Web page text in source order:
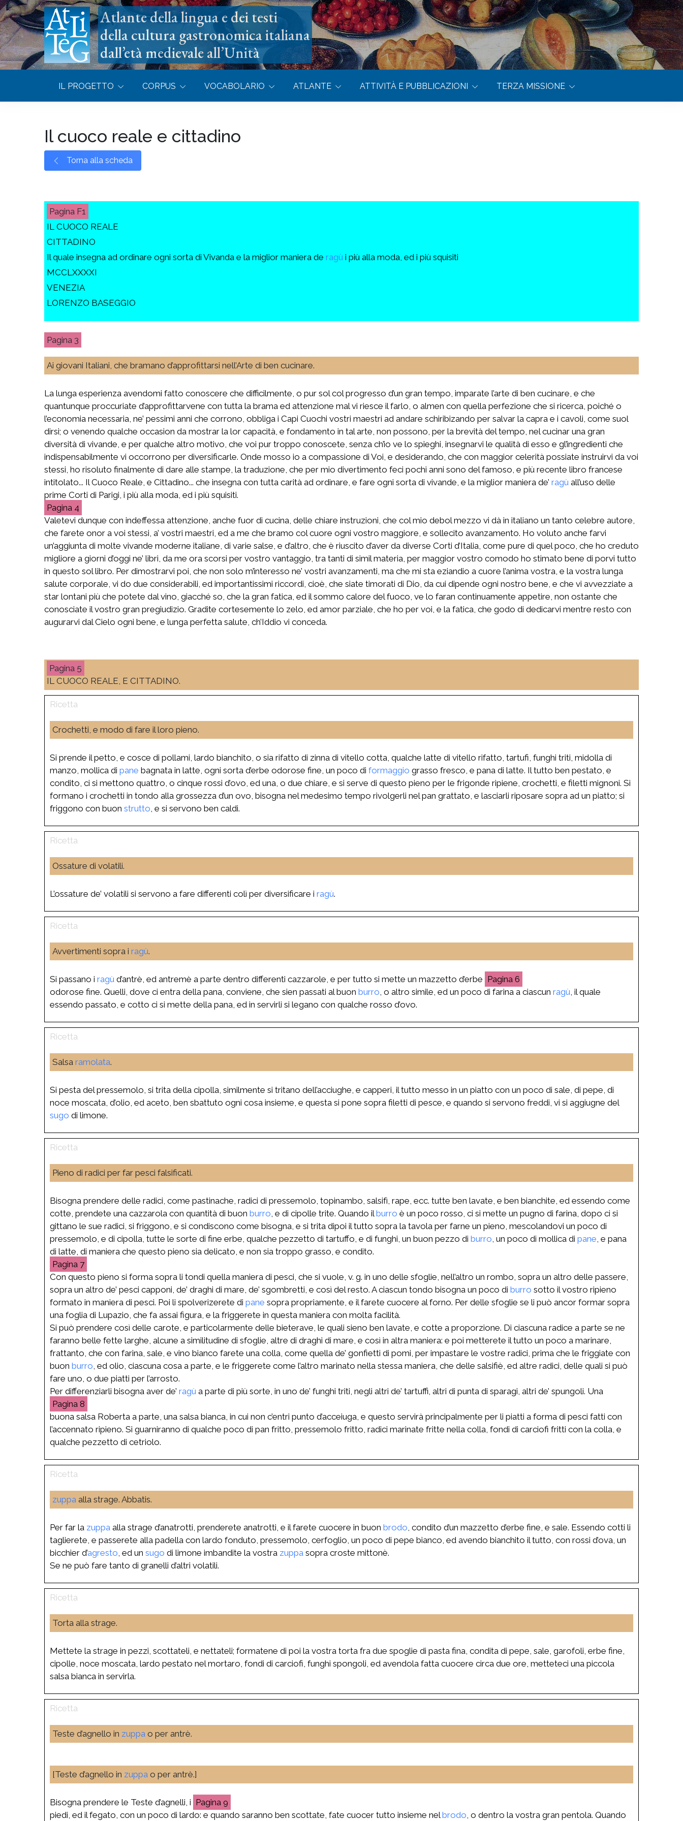
Atlante della lingua e dei testi
della cultura gastronomica italiana
dall’età medievale all’Unità
IL PROGETTO CORPUS VOCABOLARIO ATLANTE ATTIVITÀ E PUBBLICAZIONI TERZA MISSIONE
Il cuoco reale e cittadino
Torna alla scheda
F1
IL CUOCO REALE
CITTADINO
Il quale insegna ad ordinare ogni sorta di Vivanda e la miglior maniera de ragù i più alla moda, ed i più squisiti
MCCLXXXXI
VENEZIA
LORENZO BASEGGIO
3
Ai giovani Italiani, che bramano d’approfittarsi nell’Arte di ben cucinare.
La lunga esperienza avendomi fatto conoscere che difficilmente, o pur sol col progresso d’un gran tempo, imparate l’arte di ben cucinare, e che
quantunque proccuriate d’approfittarvene con tutta la brama ed attenzione mal vi riesce il farlo, o almen con quella perfezione che si ricerca, poiché o
l’economia necessaria, ne’ pessimi anni che corrono, obbliga i Capi Cuochi vostri maestri ad andare schiribizando per salvar la capra e i cavoli, come suol
dirsi; o venendo qualche occasion da mostrar la lor capacità, e fondamento in tal arte, non possono, per la brevità del tempo, nel cucinar una gran
diversità di vivande, e per qualche altro motivo, che voi pur troppo conoscete, senza ch’io ve lo spieghi, insegnarvi le qualità di esso e gl’ingredienti che
indispensabilmente vi occorrono per diversificarle. Onde mosso io a compassione di Voi, e desiderando, che con maggior celerità possiate instruirvi da voi
stessi, ho risoluto finalmente di dare alle stampe, la traduzione, che per mio divertimento feci pochi anni sono del famoso, e più recente libro francese
intitolato... Il Cuoco Reale, e Cittadino... che insegna con tutta carità ad ordinare, e fare ogni sorta di vivande, e la miglior maniera de’ ragù all’uso delle
prime Corti di Parigi, i più alla moda, ed i più squisiti.
4
Valetevi dunque con indeffessa attenzione, anche fuor di cucina, delle chiare instruzioni, che col mio debol mezzo vi dà in italiano un tanto celebre autore,
che farete onor a voi stessi, a’ vostri maestri, ed a me che bramo col cuore ogni vostro maggiore, e sollecito avanzamento. Ho voluto anche farvi
un’aggiunta di molte vivande moderne italiane, di varie salse, e d’altro, che è riuscito d’aver da diverse Corti d’Italia, come pure di quel poco, che ho creduto
migliore a giorni d’oggi ne’ libri, da me ora scorsi per vostro vantaggio, tra tanti di simil materia, per maggior vostro comodo ho stimato bene di porvi tutto
in questo sol libro. Per dimostrarvi poi, che non solo m’interesso ne’ vostri avanzamenti, ma che mi sta eziandio a cuore l’anima vostra, e la vostra lunga
salute corporale, vi do due considerabili, ed importantissimi riccordi, cioè, che siate timorati di Dio, da cui dipende ogni nostro bene, e che vi avvezziate a
star lontani più che potete dal vino, giacché so, che la gran fatica, ed il sommo calore del fuoco, ve lo faran continuamente appetire, non ostante che
conosciate il vostro gran pregiudizio. Gradite cortesemente lo zelo, ed amor parziale, che ho per voi, e la fatica, che godo di dedicarvi mentre resto con
augurarvi dal Cielo ogni bene, e lunga perfetta salute, ch’Iddio vi conceda.
5
IL CUOCO REALE, E CITTADINO.
Crochetti, e modo di fare il loro pieno.
Si prende il petto, e cosce di pollami, lardo bianchito, o sia rifatto di zinna di vitello cotta, qualche latte di vitello rifatto, tartufi, funghi triti, midolla di
manzo, mollica di pane bagnata in latte, ogni sorta d’erbe odorose fine, un poco di formaggio grasso fresco, e pana di latte. Il tutto ben pestato, e
condito, ci si mettono quattro, o cinque rossi d’ovo, ed una, o due chiare, e si serve di questo pieno per le frigonde ripiene, crochetti, e filetti mignoni. Si
formano i crochetti in tondo alla grossezza d’un ovo, bisogna nel medesimo tempo rivolgerli nel pan grattato, e lasciarli riposare sopra ad un piatto; si
friggono con buon strutto , e si servono ben caldi.
Ossature di volatili.
L’ossature de’ volatili si servono a fare differenti colì per diversificare i ragù.
Avvertimenti sopra i ragù.
Si passano i ragù d’antrè, ed antremè a parte dentro differenti cazzarole, e per tutto si mette un mazzetto d’erbe
6
odorose fine. Quelli, dove ci entra della pana, conviene, che sien passati al buon burro , o altro simile, ed un poco di farina a ciascun ragù , il quale
essendo passato, e cotto ci si mette della pana, ed in servirli si legano con qualche rosso d’ovo.
Salsa ramolata.
Si pesta del pressemolo, si trita della cipolla, similmente si tritano dell’acciughe, e capperi, il tutto messo in un piatto con un poco di sale, di pepe, di
noce moscata, d’olio, ed aceto, ben sbattuto ogni cosa insieme, e questa si pone sopra filetti di pesce, e quando si servono freddi, vi si aggiugne del
sugo di limone.
Pieno di radici per far pesci falsificati.
Bisogna prendere delle radici, come pastinache, radici di pressemolo, topinambo, salsifì, rape, ecc. tutte ben lavate, e ben bianchite, ed essendo come
cotte, prendete una cazzarola con quantità di buon burro , e di cipolle trite. Quando ilburro è un poco rosso, ci si mette un pugno di farina, dopo ci si
gittano le sue radici, si friggono, e si condiscono come bisogna, e si trita dipoi il tutto sopra la tavola per farne un pieno, mescolandovi un poco di
pressemolo, e di cipolla, tutte le sorte di fine erbe, qualche pezzetto di tartuffo, e di funghi, un buon pezzo di burro , un poco di mollica di pane , e pana
di latte, di maniera che questo pieno sia delicato, e non sia troppo grasso, e condito.
7
Con questo pieno si forma sopra li tondi quella maniera di pesci, che si vuole, v. g. in uno delle sfoglie, nell’altro un rombo, sopra un altro delle passere,
sopra un altro de’ pesci capponi, de’ draghi di mare, de’ sgombretti, e così del resto. A ciascun tondo bisogna un poco di burro sotto il vostro ripieno
formato in maniera di pesci. Poi li spolverizerete di pane sopra propriamente, e il farete cuocere al forno. Per delle sfoglie se li può ancor formar sopra
una foglia di Lupazio, che fa assai figura, e la friggerete in questa maniera con molta facilità.
Si può prendere così delle carote, e particolarmente delle bieterave, le quali sieno ben lavate, e cotte a proporzione. Di ciascuna radice a parte se ne
faranno belle fette larghe, alcune a similitudine di sfoglie, altre di draghi di mare, e così in altra maniera: e poi metterete il tutto un poco a marinare,
frattanto, che con farina, sale, e vino bianco farete una colla, come quella de’ gonfietti di pomi, per impastare le vostre radici, prima che le friggiate con
buon burro , ed olio, ciascuna cosa a parte, e le friggerete come l’altro marinato nella stessa maniera, che delle salsifiè, ed altre radici, delle quali si può
fare uno, o due piatti per l’arrosto.
Per differenziarli bisogna aver de’ ragù a parte di più sorte, in uno de’ funghi triti, negli altri de’ tartuffi, altri di punta di sparagi, altri de’ spungoli. Una
8
buona salsa Roberta a parte, una salsa bianca, in cui non c’entri punto d’acceiuga, e questo servirà principalmente per li piatti a forma di pesci fatti con
l’accennato ripieno. Si guarniranno di qualche poco di pan fritto, pressemolo fritto, radici marinate fritte nella colla, fondi di carciofi fritti con la colla, e
qualche pezzetto di cetriolo.
zuppa alla strage. Abbatis.
Per far la zuppa alla strage d’anatrotti, prenderete anatrotti, e il farete cuocere in buon brodo , condito d’un mazzetto d’erbe fine, e sale. Essendo cotti li
taglierete, e passerete alla padella con lardo fonduto, pressemolo, cerfoglio, un poco di pepe bianco, ed avendo bianchito il tutto, con rossi d’ova, un
bicchier d’agresto , ed un sugo di limone imbandite la vostra zuppa sopra croste mittonè.
Se ne può fare tanto di granelli d’altri volatili.
Torta alla strage.
Mettete la strage in pezzi, scottateli, e nettateli; formatene di poi la vostra torta fra due spoglie di pasta fina, condita di pepe, sale, garofoli, erbe fine,
cipolle, noce moscata, lardo pestato nel mortaro, fondi di carciofi, funghi spongoli, ed avendola fatta cuocere circa due ore, metteteci una piccola
salsa bianca in servirla.
Teste d’agnello in zuppa o per antrè.
[Teste d’agnello in zuppa o per antrè.]
Bisogna prendere le Teste d’agnelli, i
9
piedi, ed il fegato, con un poco di lardo: e quando saranno ben scottate, fate cuocer tutto insieme nelbrodo , o dentro la vostra gran pentola. Quando